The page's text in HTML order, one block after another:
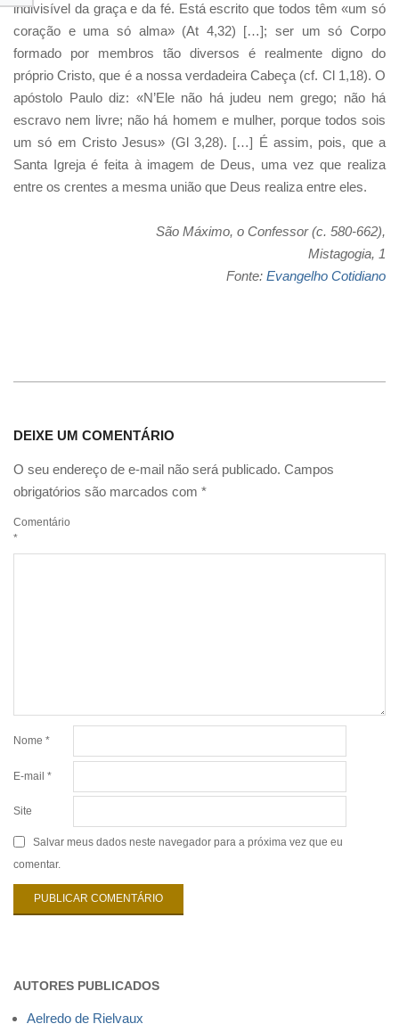
indivisível da graça e da fé. Está escrito que todos têm «um só
coração e uma só alma» (At 4,32) […]; ser um só Corpo
formado por membros tão diversos é realmente digno do
próprio Cristo, que é a nossa verdadeira Cabeça (cf. Cl 1,18). O
apóstolo Paulo diz: «N’Ele não há judeu nem grego; não há
escravo nem livre; não há homem e mulher, porque todos sois
um só em Cristo Jesus» (Gl 3,28). […] É assim, pois, que a
Santa Igreja é feita à imagem de Deus, uma vez que realiza
entre os crentes a mesma união que Deus realiza entre eles.
São Máximo, o Confessor (c. 580-662),
Mistagogia, 1
Fonte: Evangelho Cotidiano
DEIXE UM COMENTÁRIO
O seu endereço de e-mail não será publicado. Campos
obrigatórios são marcados com *
Comentário
*
Nome *
E-mail *
Site
Salvar meus dados neste navegador para a próxima vez que eu
comentar.
AUTORES PUBLICADOS
Aelredo de Rielvaux